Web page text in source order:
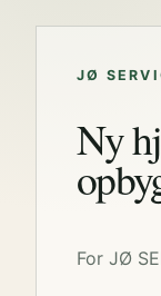
JØ
Ny
For JØ